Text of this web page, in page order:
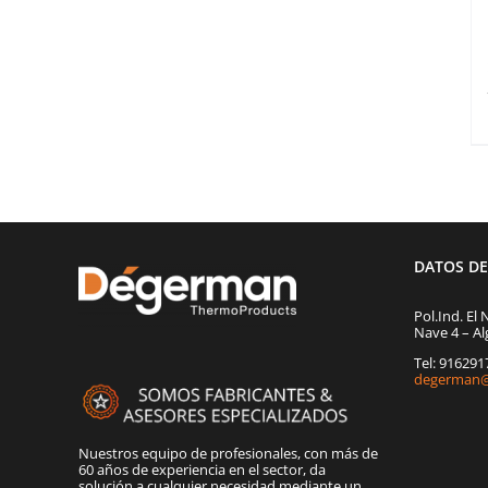
Nuestros equipo de profesionales, con más de
60 años de experiencia en el sector, da
DATOS
Pol.Ind. El
Nave 4 –
Tel: